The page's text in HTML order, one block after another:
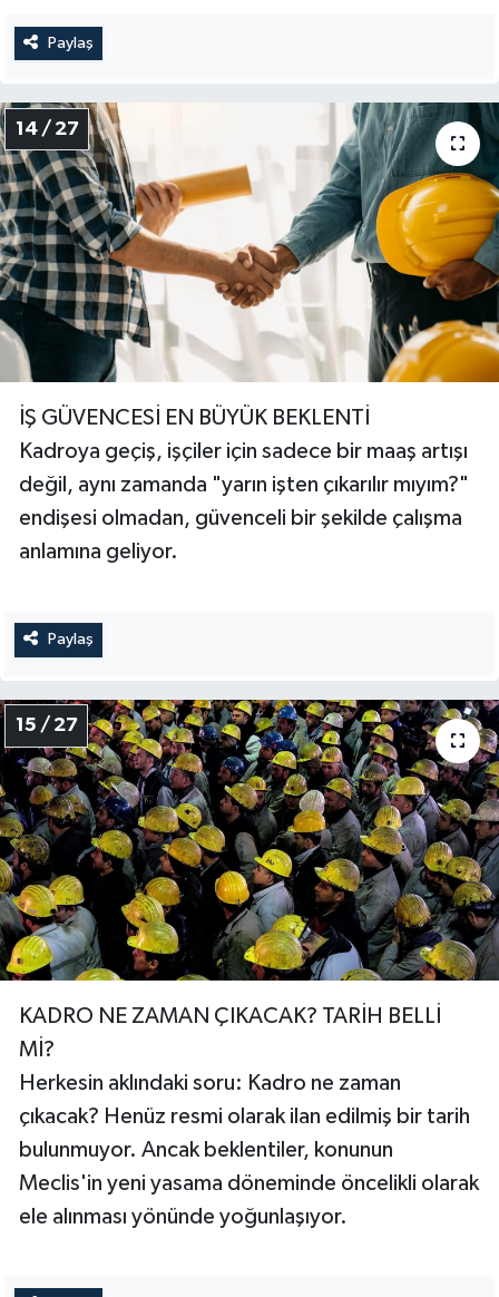
Paylaş
14 / 27
İŞ GÜVENCESİ EN BÜYÜK BEKLENTİ
Kadroya geçiş, işçiler için sadece bir maaş artışı
değil, aynı zamanda "yarın işten çıkarılır mıyım?"
endişesi olmadan, güvenceli bir şekilde çalışma
anlamına geliyor.
Paylaş
15 / 27
KADRO NE ZAMAN ÇIKACAK? TARİH BELLİ
Mİ?
Herkesin aklındaki soru: Kadro ne zaman
çıkacak? Henüz resmi olarak ilan edilmiş bir tarih
bulunmuyor. Ancak beklentiler, konunun
Meclis'in yeni yasama döneminde öncelikli olarak
ele alınması yönünde yoğunlaşıyor.